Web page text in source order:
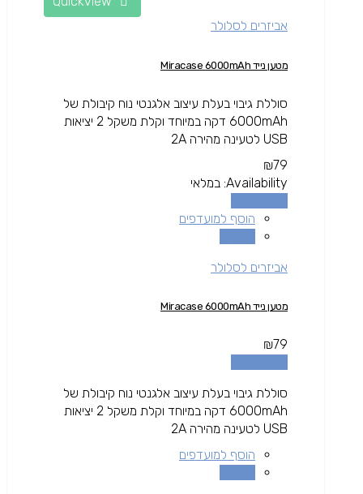
אביזרים לסלולר
מטען נייד Miracase 6000mAh
סוללת גיבוי בעלת עיצוב אלגנטי נוח קיבולת של
6000mAh דקה במיוחד וקלת משקל 2 יציאות
USB לטעינה מהירה 2A
₪79
Availability: במלאי
הוסף למועדפים
אביזרים לסלולר
מטען נייד Miracase 6000mAh
₪79
סוללת גיבוי בעלת עיצוב אלגנטי נוח קיבולת של
6000mAh דקה במיוחד וקלת משקל 2 יציאות
USB לטעינה מהירה 2A
הוסף למועדפים